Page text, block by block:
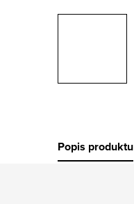
Popis produktu